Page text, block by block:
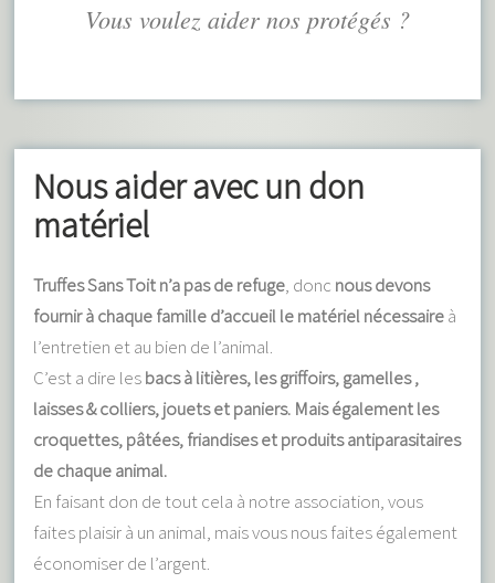
Vous voulez aider nos protégés ?
Nous aider avec un don
matériel
Truffes Sans Toit n’a pas de refuge, donc nous devons
fournir à chaque famille d’accueil le matériel nécessaireà
l’entretien et au bien de l’animal.
C’est a dire lesbacs à litières, les griffoirs, gamelles ,
laisses & colliers, jouets et paniers. Mais également les
croquettes, pâtées, friandises et produits antiparasitaires
de chaque animal.
En faisant don de tout cela à notre association, vous
faites plaisir à un animal, mais vous nous faites également
économiser de l’argent.